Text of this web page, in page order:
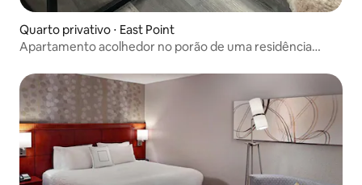
Quarto privativo ⋅ East Point
Apartamento acolhedor no porão de uma residência